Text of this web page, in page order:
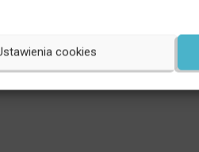
cookiesDODAJ DO KOSZYKA